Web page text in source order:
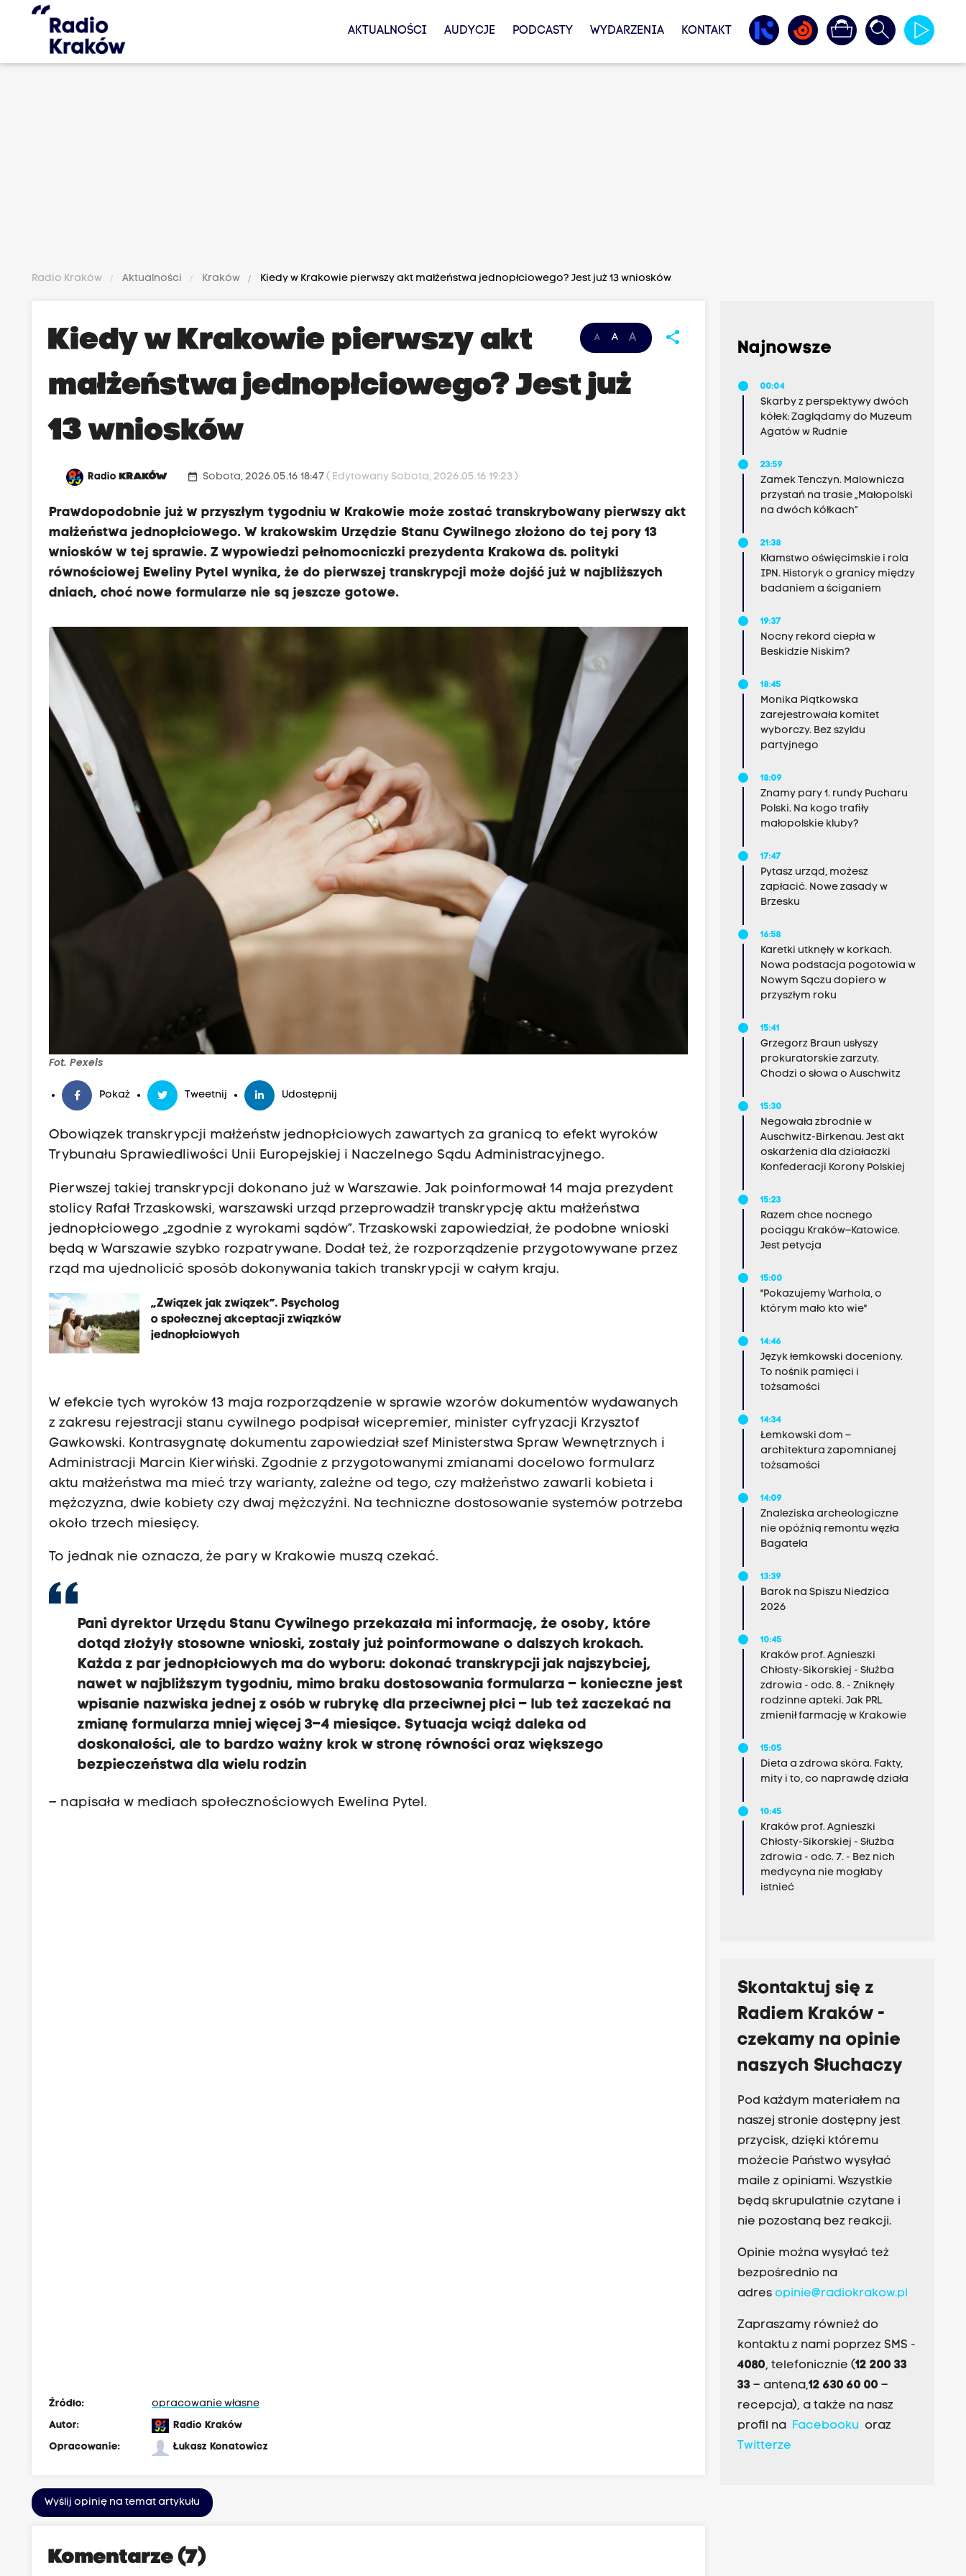
AKTUALNOŚCI AUDYCJE PODCASTY WYDARZENIA KONTAKT
Radio Kraków Aktualności Kraków Kiedy w Krakowie pierwszy akt małżeństwa jednopłciowego? Jest już 13 wniosków
A A A share
Kiedy w Krakowie pierwszy akt
małżeństwa jednopłciowego? Jest już
13 wniosków
RadioKRAKÓW date_range Sobota, 2026.05.16 18:47( Edytowany Sobota, 2026.05.16 19:23 )
Prawdopodobnie już w przyszłym tygodniu w Krakowie może zostać transkrybowany pierwszy akt
małżeństwa jednopłciowego. W krakowskim Urzędzie Stanu Cywilnego złożono do tej pory 13
wniosków w tej sprawie. Z wypowiedzi pełnomocniczki prezydenta Krakowa ds. polityki
równościowej Eweliny Pytel wynika, że do pierwszej transkrypcji może dojść już w najbliższych
dniach, choć nowe formularze nie są jeszcze gotowe.
Fot. Pexels
Pokaż Tweetnij Udostępnij
Obowiązek transkrypcji małżeństw jednopłciowych zawartych za granicą to efekt wyroków
Trybunału Sprawiedliwości Unii Europejskiej i Naczelnego Sądu Administracyjnego.
Pierwszej takiej transkrypcji dokonano już w Warszawie. Jak poinformował 14 maja prezydent
stolicy Rafał Trzaskowski, warszawski urząd przeprowadził transkrypcję aktu małżeństwa
jednopłciowego „zgodnie z wyrokami sądów”. Trzaskowski zapowiedział, że podobne wnioski
będą w Warszawie szybko rozpatrywane. Dodał też, że rozporządzenie przygotowywane przez
rząd ma ujednolicić sposób dokonywania takich transkrypcji w całym kraju.
„Związek jak związek”. Psycholog
o społecznej akceptacji związków
jednopłciowych
W efekcie tych wyroków 13 maja rozporządzenie w sprawie wzorów dokumentów wydawanych
z zakresu rejestracji stanu cywilnego podpisał wicepremier, minister cyfryzacji Krzysztof
Gawkowski. Kontrasygnatę dokumentu zapowiedział szef Ministerstwa Spraw Wewnętrznych i
Administracji Marcin Kierwiński. Zgodnie z przygotowanymi zmianami docelowo formularz
aktu małżeństwa ma mieć trzy warianty, zależne od tego, czy małżeństwo zawarli kobieta i
mężczyzna, dwie kobiety czy dwaj mężczyźni. Na techniczne dostosowanie systemów potrzeba
około trzech miesięcy.
To jednak nie oznacza, że pary w Krakowie muszą czekać.
Pani dyrektor Urzędu Stanu Cywilnego przekazała mi informację, że osoby, które
dotąd złożyły stosowne wnioski, zostały już poinformowane o dalszych krokach.
Każda z par jednopłciowych ma do wyboru: dokonać transkrypcji jak najszybciej,
nawet w najbliższym tygodniu, mimo braku dostosowania formularza – konieczne jest
wpisanie nazwiska jednej z osób w rubrykę dla przeciwnej płci – lub też zaczekać na
zmianę formularza mniej więcej 3–4 miesiące. Sytuacja wciąż daleka od
doskonałości, ale to bardzo ważny krok w stronę równości oraz większego
bezpieczeństwa dla wielu rodzin
– napisała w mediach społecznościowych Ewelina Pytel.
Źródło:
opracowanie własne
Autor:
Radio Kraków
Opracowanie:
Łukasz Konatowicz
Wyślij opinię na temat artykułu
Komentarze (7)
Najnowsze
00:04
Skarby z perspektywy dwóch
kółek: Zaglądamy do Muzeum
Agatów w Rudnie
23:59
Zamek Tenczyn. Malownicza
przystań na trasie „Małopolski
na dwóch kółkach”
21:38
Kłamstwo oświęcimskie i rola
IPN. Historyk o granicy między
badaniem a ściganiem
19:37
Nocny rekord ciepła w
Beskidzie Niskim?
18:45
Monika Piątkowska
zarejestrowała komitet
wyborczy. Bez szyldu
partyjnego
18:09
Znamy pary 1. rundy Pucharu
Polski. Na kogo trafiły
małopolskie kluby?
17:47
Pytasz urząd, możesz
zapłacić. Nowe zasady w
Brzesku
16:58
Karetki utknęły w korkach.
Nowa podstacja pogotowia w
Nowym Sączu dopiero w
przyszłym roku
15:41
Grzegorz Braun usłyszy
prokuratorskie zarzuty.
Chodzi o słowa o Auschwitz
15:30
Negowała zbrodnie w
Auschwitz-Birkenau. Jest akt
oskarżenia dla działaczki
Konfederacji Korony Polskiej
15:23
Razem chce nocnego
pociągu Kraków–Katowice.
Jest petycja
15:00
"Pokazujemy Warhola, o
którym mało kto wie"
14:46
Język łemkowski doceniony.
To nośnik pamięci i
tożsamości
14:34
Łemkowski dom –
architektura zapomnianej
tożsamości
14:09
Znaleziska archeologiczne
nie opóźnią remontu węzła
Bagatela
13:39
Barok na Spiszu Niedzica
2026
10:45
Kraków prof. Agnieszki
Chłosty-Sikorskiej - Służba
zdrowia - odc. 8. - Zniknęły
rodzinne apteki. Jak PRL
zmienił farmację w Krakowie
15:05
Dieta a zdrowa skóra. Fakty,
mity i to, co naprawdę działa
10:45
Kraków prof. Agnieszki
Chłosty-Sikorskiej - Służba
zdrowia - odc. 7. - Bez nich
medycyna nie mogłaby
istnieć
Skontaktuj się z
Radiem Kraków -
czekamy na opinie
naszych Słuchaczy
Pod każdym materiałem na
naszej stronie dostępny jest
przycisk, dzięki któremu
możecie Państwo wysyłać
maile z opiniami. Wszystkie
będą skrupulatnie czytane i
nie pozostaną bez reakcji.
Opinie można wysyłać też
bezpośrednio na
adres opinie@radiokrakow.pl
Zapraszamy również do
kontaktu z nami poprzez SMS -
4080, telefonicznie (12 200 33
33– antena,12 630 60 00 –
recepcja), a także na nasz
profil na Facebookuoraz
Twitterze